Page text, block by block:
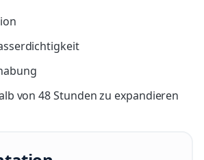
von 48 Stunden zu expandieren